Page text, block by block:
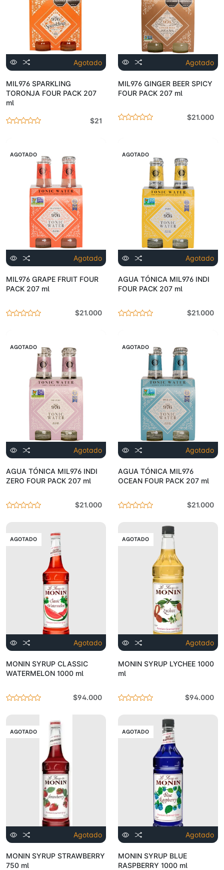
Agotado
MIL976 SPARKLING
TORONJA FOUR PACK 207
ml
$21
Agotado
MIL976 GINGER BEER SPICY
FOUR PACK 207 ml
$21.000
AGOTADO
Agotado
MIL976 GRAPE FRUIT FOUR
PACK 207 ml
$21.000
AGOTADO
Agotado
AGUA TÓNICA MIL976 INDI
FOUR PACK 207 ml
$21.000
AGOTADO
Agotado
AGUA TÓNICA MIL976 INDI
ZERO FOUR PACK 207 ml
$21.000
AGOTADO
Agotado
AGUA TÓNICA MIL976
OCEAN FOUR PACK 207 ml
$21.000
AGOTADO
Agotado
MONIN SYRUP CLASSIC
WATERMELON 1000 ml
$94.000
AGOTADO
Agotado
MONIN SYRUP LYCHEE 1000
ml
$94.000
AGOTADO
Agotado
MONIN SYRUP STRAWBERRY
750 ml
AGOTADO
Agotado
MONIN SYRUP BLUE
RASPBERRY 1000 ml